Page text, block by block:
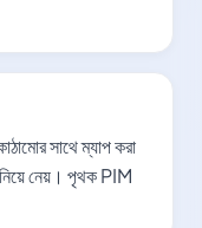
সাথে ম্যাপ করা
নেয়। পৃথক PIM